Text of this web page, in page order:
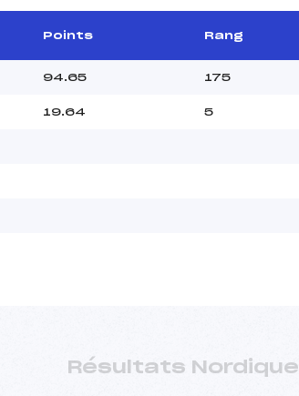
Points Rang
94.65 175
19.64 5
Résultats Nordique